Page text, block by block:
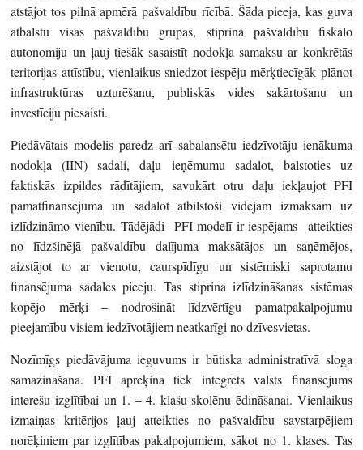
atstājot tos pilnā apmērā pašvaldību rīcībā. Šāda pieeja, kas guva
atbalstu visās pašvaldību grupās, stiprina pašvaldību fiskālo
autonomiju un ļauj tiešāk sasaistīt nodokļa samaksu ar konkrētās
teritorijas attīstību, vienlaikus sniedzot iespēju mērķtiecīgāk plānot
infrastruktūras uzturēšanu, publiskās vides sakārtošanu un
investīciju piesaisti.
Piedāvātais modelis paredz arī sabalansētu iedzīvotāju ienākuma
nodokļa (IIN) sadali, daļu ieņēmumu sadalot, balstoties uz
faktiskās izpildes rādītājiem, savukārt otru daļu iekļaujot PFI
pamatfinansējumā un sadalot atbilstoši vidējām izmaksām uz
izlīdzināmo vienību. Tādējādi PFI modelī ir iespējams atteikties
no līdzšinējā pašvaldību dalījuma maksātājos un saņēmējos,
aizstājot to ar vienotu, caurspīdīgu un sistēmiski saprotamu
finansējuma sadales pieeju. Tas stiprina izlīdzināšanas sistēmas
kopējo mērķi – nodrošināt līdzvērtīgu pamatpakalpojumu
pieejamību visiem iedzīvotājiem neatkarīgi no dzīvesvietas.
Nozīmīgs piedāvājuma ieguvums ir būtiska administratīvā sloga
samazināšana. PFI aprēķinā tiek integrēts valsts finansējums
interešu izglītībai un 1. – 4. klašu skolēnu ēdināšanai. Vienlaikus
izmaiņas kritērijos ļauj atteikties no pašvaldību savstarpējiem
norēķiniem par izglītības pakalpojumiem, sākot no 1. klases. Tas